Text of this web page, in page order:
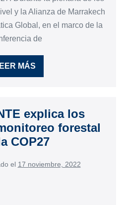
y la Alianza de Marrakech
Global, en el marco de la
de
MÁS
explica los
forestal
COP27
el 17 noviembre, 2022